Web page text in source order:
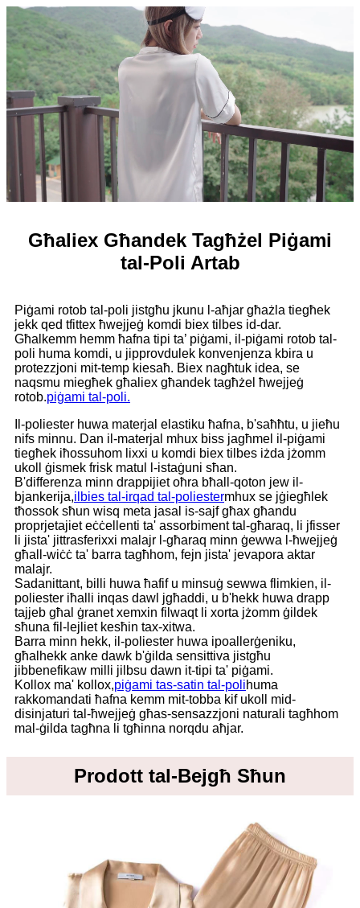
Għaliex Għandek Tagħżel Piġami
tal-Poli Artab
Piġami rotob tal-poli jistgħu jkunu l-aħjar għażla tiegħek
jekk qed tfittex ħwejjeġ komdi biex tilbes id-dar.
Għalkemm hemm ħafna tipi ta’ piġami, il-piġami rotob tal-
poli huma komdi, u jipprovdulek konvenjenza kbira u
protezzjoni mit-temp kiesaħ. Biex nagħtuk idea, se
naqsmu miegħek għaliex għandek tagħżel ħwejjeġ
rotob.piġami tal-poli.
Il-poliester huwa materjal elastiku ħafna, b'saħħtu, u jieħu
nifs minnu. Dan il-materjal mhux biss jagħmel il-piġami
tiegħek iħossuhom lixxi u komdi biex tilbes iżda jżomm
ukoll ġismek frisk matul l-istaġuni sħan.
B'differenza minn drappijiet oħra bħall-qoton jew il-
bjankerija,ilbies tal-irqad tal-poliestermhux se jġiegħlek
tħossok sħun wisq meta jasal is-sajf għax għandu
proprjetajiet eċċellenti ta' assorbiment tal-għaraq, li jfisser
li jista' jittrasferixxi malajr l-għaraq minn ġewwa l-ħwejjeġ
għall-wiċċ ta' barra tagħhom, fejn jista' jevapora aktar
malajr.
Sadanittant, billi huwa ħafif u minsuġ sewwa flimkien, il-
poliester iħalli inqas dawl jgħaddi, u b'hekk huwa drapp
tajjeb għal ġranet xemxin filwaqt li xorta jżomm ġildek
sħuna fil-lejliet kesħin tax-xitwa.
Barra minn hekk, il-poliester huwa ipoallerġeniku,
għalhekk anke dawk b'ġilda sensittiva jistgħu
jibbenefikaw milli jilbsu dawn it-tipi ta' piġami.
Kollox ma' kollox,piġami tas-satin tal-polihuma
rakkomandati ħafna kemm mit-tobba kif ukoll mid-
disinjaturi tal-ħwejjeġ għas-sensazzjoni naturali tagħhom
mal-ġilda tagħna li tgħinna norqdu aħjar.
Prodott tal-Bejgħ Sħun